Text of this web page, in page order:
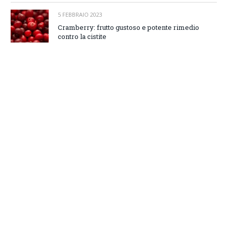
5 FEBBRAIO 2023
Cramberry: frutto gustoso e potente rimedio
contro la cistite